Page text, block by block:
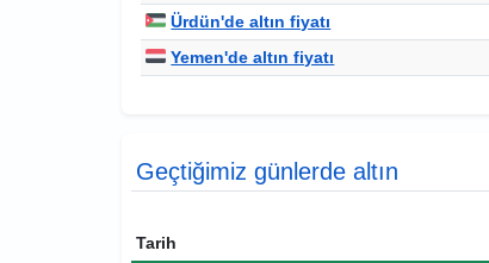
Ürdün'de altın fiyatı
Yemen'de altın fiyatı
Geçtiğimiz günlerde altın
Tarih